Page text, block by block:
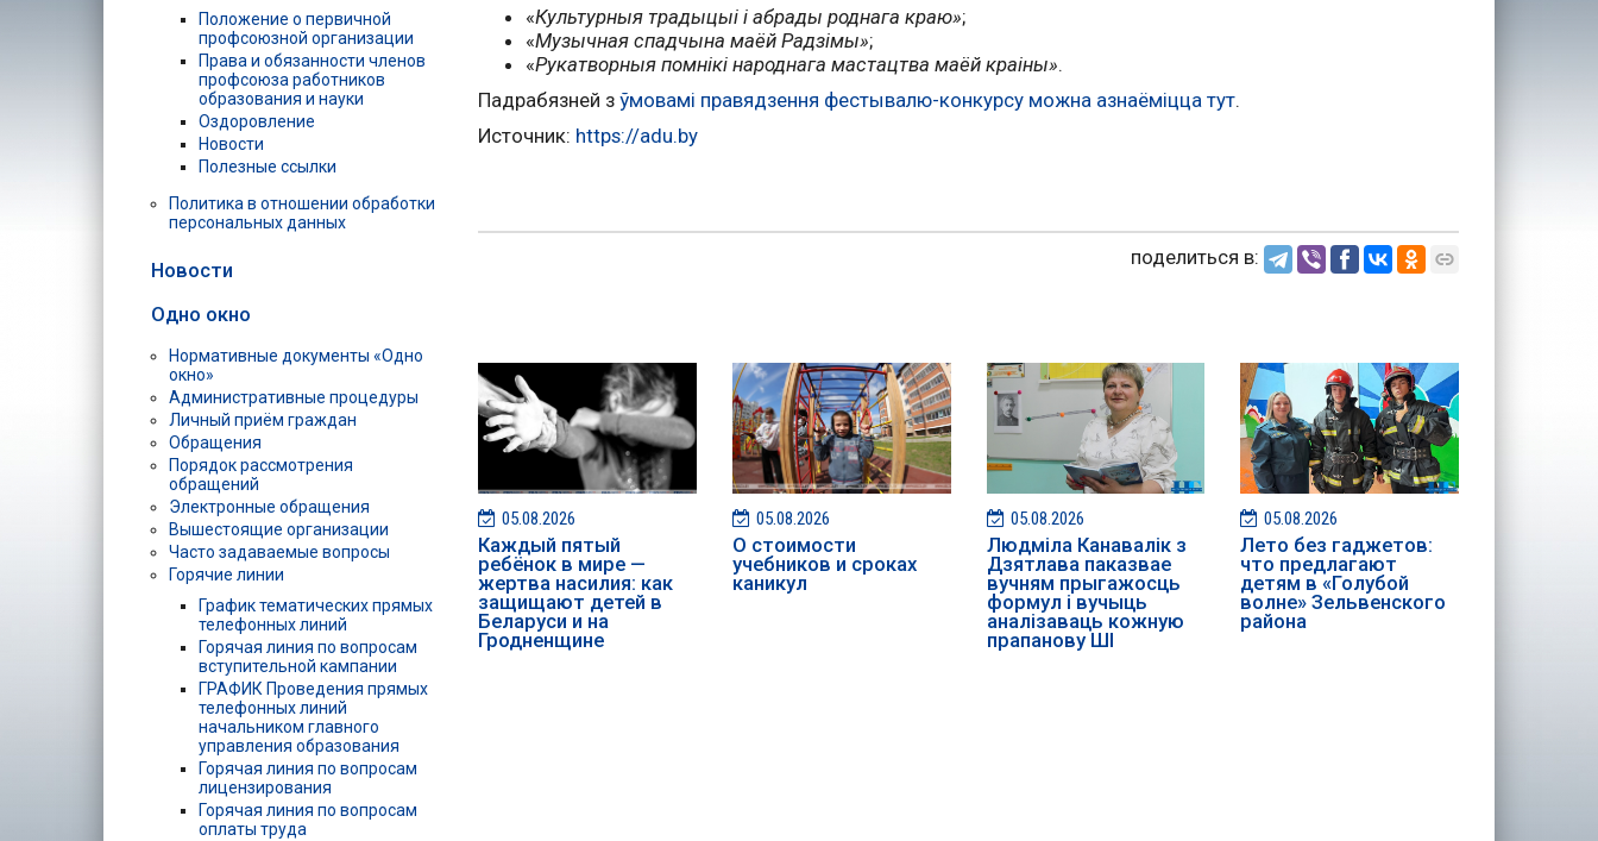
«Культурныя традыцыі і абрады роднага краю»;
«Музычная спадчына маёй Радзімы»;
«Рукатворныя помнікі народнага мастацтва маёй краіны».
Падрабязней з ўмовамі правядзення фестывалю-конкурсу можна азнаёміцца тут.
Источник: https://adu.by
поделиться в:
05.08.2026
Каждый пятый
ребёнок в мире —
жертва насилия: как
защищают детей в
Беларуси и на
Гродненщине
05.08.2026
О стоимости
учебников и сроках
каникул
05.08.2026
Людміла Канавалік з
Дзятлава паказвае
вучням прыгажосць
формул і вучыць
аналізаваць кожную
прапанову ШІ
05.08.2026
Лето без гаджетов:
что предлагают
детям в «Голубой
волне» Зельвенского
района
Положение о первичной
профсоюзной организации
Права и обязанности членов
профсоюза работников
образования и науки
Оздоровление
Новости
Полезные ссылки
Политика в отношении обработки
персональных данных
Новости
Одно окно
Нормативные документы «Одно
окно»
Административные процедуры
Личный приём граждан
Обращения
Порядок рассмотрения
обращений
Электронные обращения
Вышестоящие организации
Часто задаваемые вопросы
Горячие линии
График тематических прямых
телефонных линий
Горячая линия по вопросам
вступительной кампании
ГРАФИК Проведения прямых
телефонных линий
начальником главного
управления образования
Горячая линия по вопросам
лицензирования
Горячая линия по вопросам
оплаты труда